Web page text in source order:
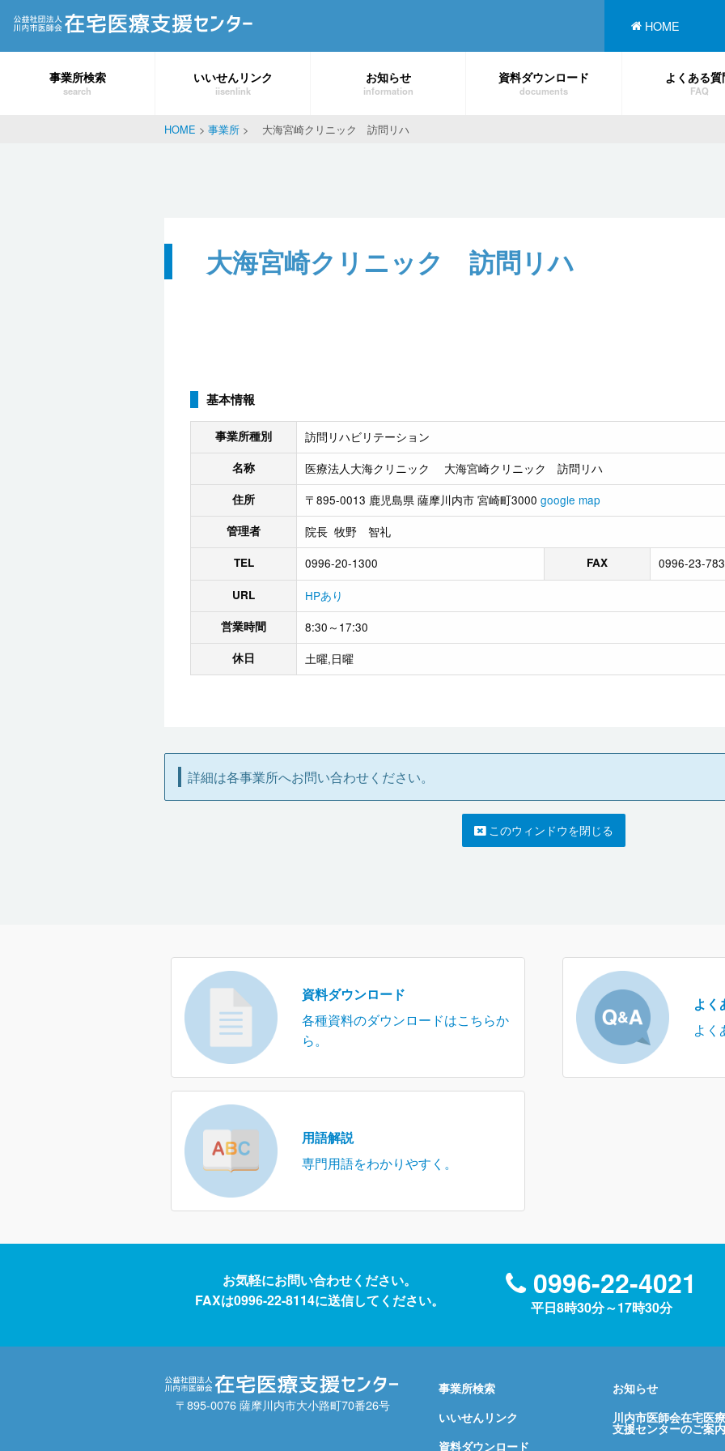
HOME
事業所検索
search
いいせんリンク
iisenlink
お知らせ
information
資料ダウンロード
documents
よくある質
FAQ
HOME > 事業所 > 大海宮崎クリニック 訪問リハ
大海宮崎クリニック 訪問リハ
基本情報
事業所種別 訪問リハビリテーション
名称 医療法人大海クリニック 大海宮崎クリニック 訪問リハ
住所 〒895-0013 鹿児島県 薩摩川内市 宮崎町3000 google map
管理者 院長 牧野 智礼
TEL 0996-20-1300 FAX 0996-23-
URL HPあり
営業時間 8:30～17:30
休日 土曜,日曜
詳細は各事業所へお問い合わせください。
このウィンドウを閉じる
資料ダウンロード
各種資料のダウンロードはこちらか
ら。
よく
よく
用語解説
専門用語をわかりやすく。
お気軽にお問い合わせください。
FAXは0996-22-8114に送信してください。
0996-22-4021
平日8時30分～17時30分
〒895-0076 薩摩川内市大小路町70番26号
事業所検索
いいせんリンク
資料ダウンロード
お知らせ
川内市医師会在宅医療
支援センターのご案内